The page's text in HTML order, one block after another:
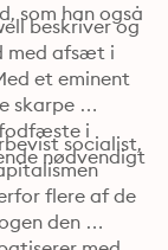
som han også
beskriver og
med afsæt i
et eminent
skarpe
fodfæste i
nødvendigt
socialist,
flere af de
den